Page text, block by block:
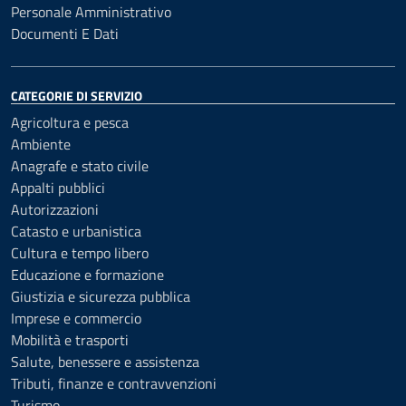
Personale Amministrativo
Documenti E Dati
CATEGORIE DI SERVIZIO
Agricoltura e pesca
Ambiente
Anagrafe e stato civile
Appalti pubblici
Autorizzazioni
Catasto e urbanistica
Cultura e tempo libero
Educazione e formazione
Giustizia e sicurezza pubblica
Imprese e commercio
Mobilità e trasporti
Salute, benessere e assistenza
Tributi, finanze e contravvenzioni